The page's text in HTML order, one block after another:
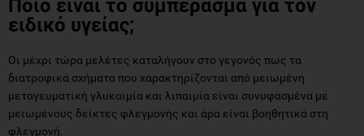
Ποιο είναι το συμπέρασμα για τον
ειδικό υγείας;
Οι μέχρι τώρα μελέτες καταλήγουν στο γεγονός πως τα
διατροφικά σχήματα που χαρακτηρίζονται από μειωμένη
μεταγευματική γλυκαιμία και λιπαιμία είναι συνυφασμένα με
μειωμένους δείκτες φλεγμονής και άρα είναι βοηθητικά στη
φλεγμονή.